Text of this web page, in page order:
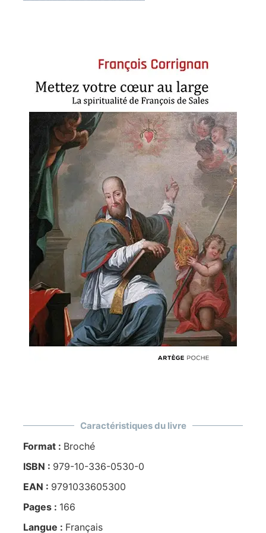
Caractéristiques du livre
Format : Broché
ISBN : 979-10-336-0530-0
EAN : 9791033605300
Pages : 166
Langue : Français